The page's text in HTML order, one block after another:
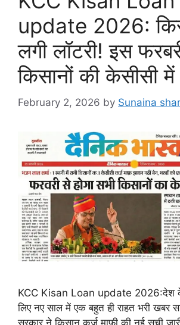
update 2026:
लगी लॉटरी! इस
किसानों की केसीसी
February 2, 2026 by Sunaina
KCC Kisan Loan update 2026:देश
लिए नए साल में एक बहुत ही राहत भरी खबर
सरकार ने किसान कर्ज माफी की नई सूची